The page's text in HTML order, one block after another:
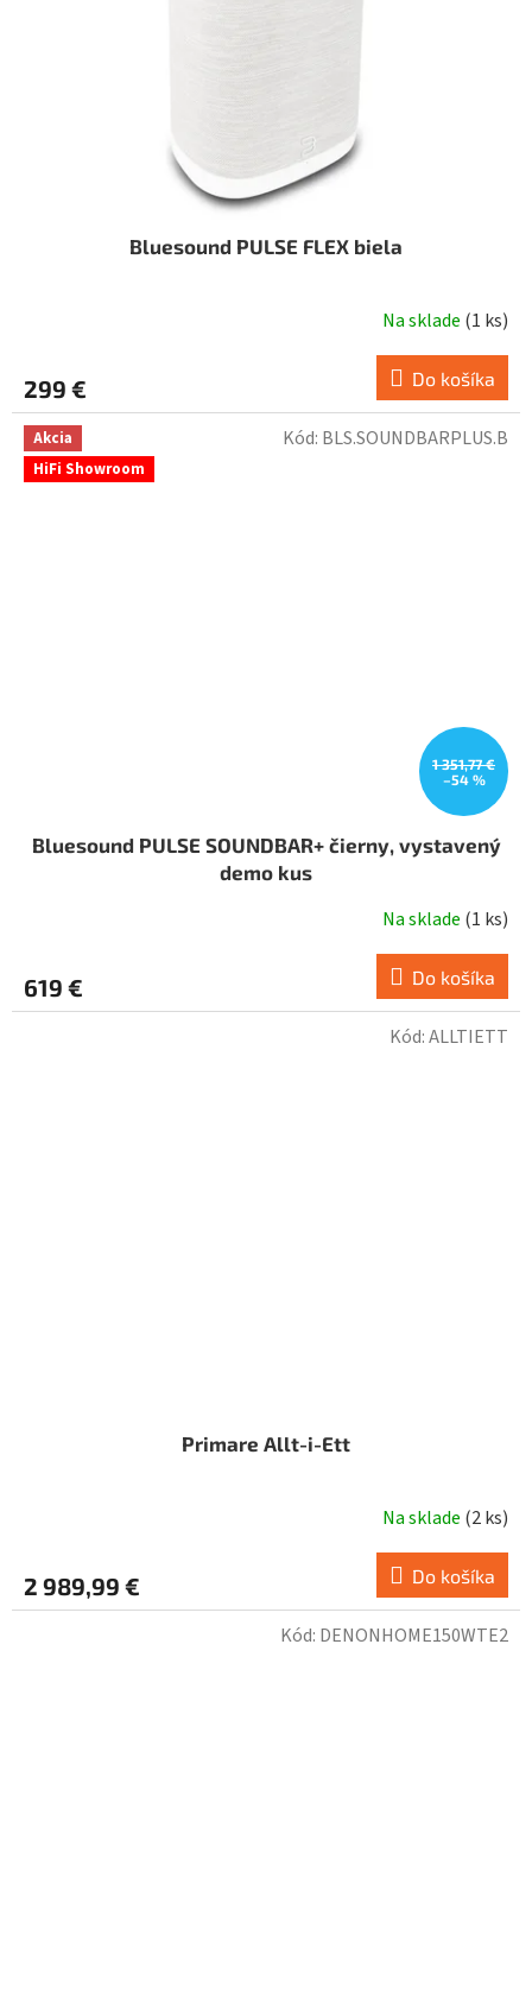
Bluesound PULSE FLEX biela
Na sklade (1 ks)
299 € Do košíka
Akcia
HiFi Showroom
1 351,77 €
–54 %
Bluesound PULSE SOUNDBAR+ čierny, vystavený
demo kus
Na sklade (1 ks)
619 € Do košíka
Kód: BLS.SOUNDBARPLUS.B
Primare Allt-i-Ett
Na sklade (2 ks)
2 989,99 € Do košíka
Kód:ALLTIETT
Kód: DENONHOME150WTE2